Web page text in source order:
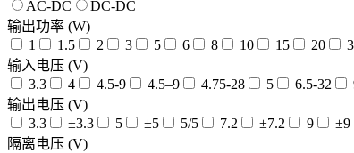
AC-DC
DC-DC
输出功率 (W)
1
1.5 2 3 5 6 8 10 15 20
输入电压 (V)
3.3
4 4.5-9 4.5–9 4.75-28 5 6.5-32
输出电压 (V)
3.3
±3.3 5 ±5 5/5 7.2 ±7.2 9 ±9
隔离电压 (V)